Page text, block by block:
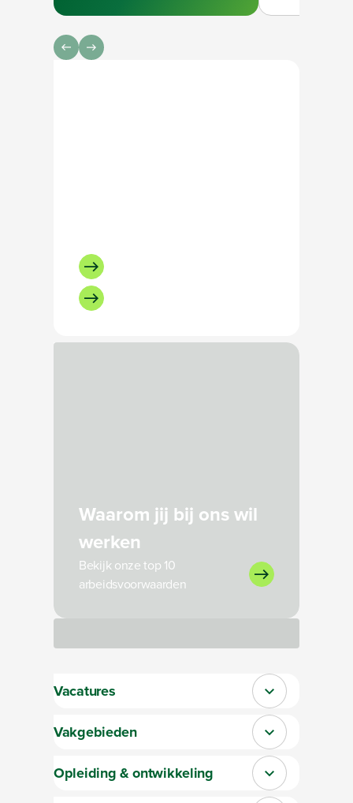
Waarom jij bij ons wil
werken
Bekijk onze top 10
arbeidsvoorwaarden
Vacatures Sluit section-0
Vakgebieden Sluit section-1
Opleiding & ontwikkeling Sluit section-2